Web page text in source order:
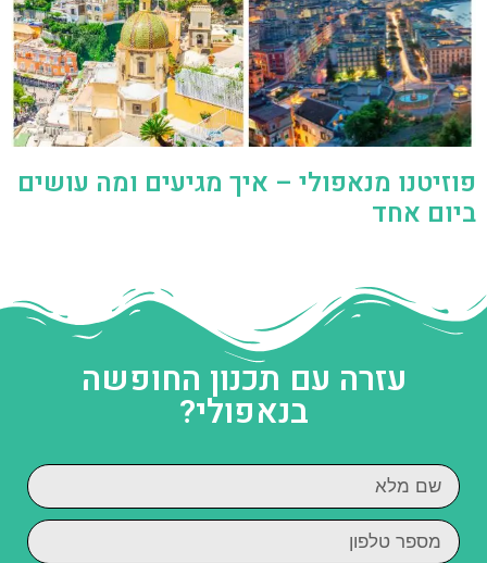
פוזיטנו מנאפולי – איך מגיעים ומה עושים
ביום אחד
עזרה עם תכנון החופשה
בנאפולי?